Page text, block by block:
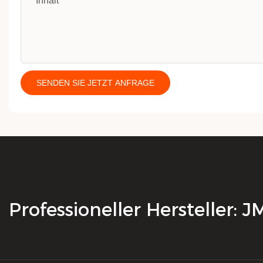
SENDEN SIE JETZT ANFRAGE
Professioneller Hersteller: